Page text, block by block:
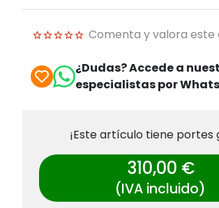
Comenta y valora
¿Dudas? Accede a
especialistas por
¡Este artículo tiene portes
310,00 €
(IVA incluido)